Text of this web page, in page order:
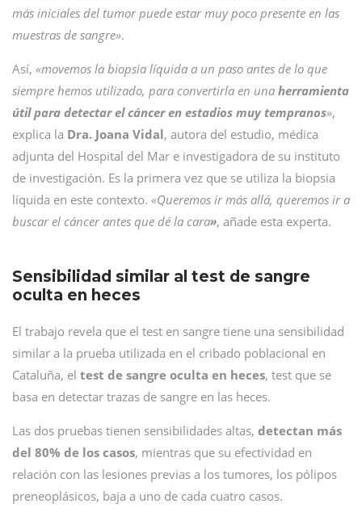
más iniciales del tumor puede estar muy poco presente en las
muestras de sangre».
Así, «movemos la biopsia líquida a un paso antes de lo que
siempre hemos utilizado, para convertirla en una herramienta
útil para detectar el cáncer en estadios muy tempranos»,
explica la Dra. Joana Vidal, autora del estudio, médica
adjunta del Hospital del Mar e investigadora de su instituto
de investigación. Es la primera vez que se utiliza la biopsia
líquida en este contexto. «Queremos ir más allá, queremos ir a
buscar el cáncer antes que dé la cara», añade esta experta.
Sensibilidad similar al test de sangre
oculta en heces
El trabajo revela que el test en sangre tiene una sensibilidad
similar a la prueba utilizada en el cribado poblacional en
Cataluña, el test de sangre oculta en heces, test que se
basa en detectar trazas de sangre en las heces.
Las dos pruebas tienen sensibilidades altas, detectan más
del 80% de los casos, mientras que su efectividad en
relación con las lesiones previas a los tumores, los pólipos
preneoplásicos, baja a uno de cada cuatro casos.